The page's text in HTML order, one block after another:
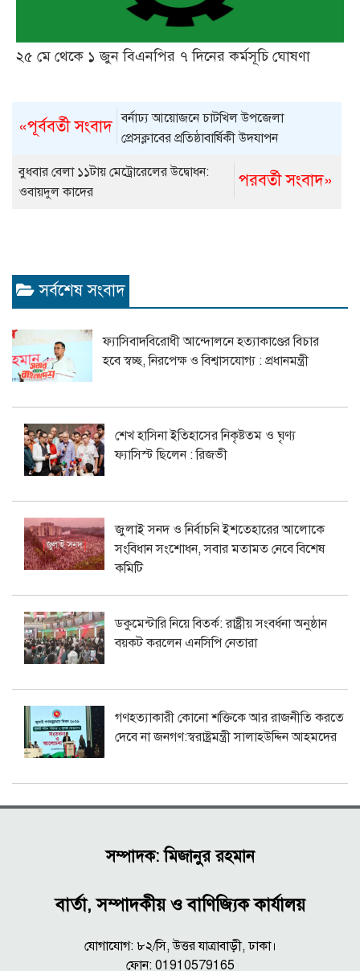
২৫ মে থেকে ১ জুন বিএনপির ৭ দিনের কর্মসূচি ঘোষণা
«পূর্ববর্তী সংবাদ বর্নাঢ্য আয়োজনে চাটখিল উপজেলা
প্রেসক্লাবের প্রতিষ্ঠাবার্ষিকী উদযাপন
পরবর্তী সংবাদ»
বুধবার বেলা ১১টায় মেট্রোরেলের উদ্বোধন:
ওবায়দুল কাদের
সর্বশেষ সংবাদ
ফ্যাসিবাদবিরোধী আন্দোলনে হত্যাকাণ্ডের বিচার
হবে স্বচ্ছ, নিরপেক্ষ ও বিশ্বাসযোগ্য : প্রধানমন্ত্রী
শেখ হাসিনা ইতিহাসের নিকৃষ্টতম ও ঘৃণ্য
ফ্যাসিস্ট ছিলেন : রিজভী
জুলাই সনদ ও নির্বাচনি ইশতেহারের আলোকে
সংবিধান সংশোধন, সবার মতামত নেবে বিশেষ
কমিটি
ডকুমেন্টারি নিয়ে বিতর্ক: রাষ্ট্রীয় সংবর্ধনা অনুষ্ঠান
বয়কট করলেন এনসিপি নেতারা
গণহত্যাকারী কোনো শক্তিকে আর রাজনীতি করতে
দেবে না জনগণ:স্বরাষ্ট্রমন্ত্রী সালাহউদ্দিন আহমদের
সম্পাদক: মিজানুর রহমান
বার্তা, সম্পাদকীয় ও বাণিজ্যিক কার্যালয়
যোগাযোগ: ৮২/সি, উত্তর যাত্রাবাড়ী, ঢাকা।
ফোন: 01910579165